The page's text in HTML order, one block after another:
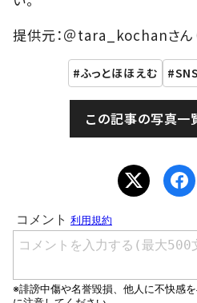
提供元：＠tara_kochanさん
ふっとほほえむ
この記事の写真一